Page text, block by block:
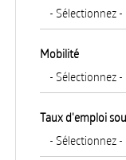
Mobilité
Taux d'emploi